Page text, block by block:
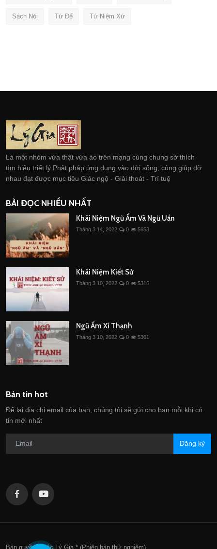
Sách Nói Tứ Đế Tứ Niệm Xứ
Là một nhóm vừa thật vừa ảo trên mạng cùng chung sở thích
tìm hiểu triết lý Phật pháp ứng dụng vào đời sống, cùng giúp đỡ
nhau đạt được mục tiêu Giác ngộ - Giải thoát - Trí tuệ
BÀI ĐỌC NHIỀU NHẤT
Khái Niệm Ngũ Ấm Và Ngũ Uẩn
Tháng 3 14, 2022 0 5653
Khái Niệm Kiết Sử
Tháng 3 10, 2022 0 5316
Ngũ Ấm Xí Thạnh
Tháng 3 10, 2022 0 5301
Bản tin hot
Để lại địa chỉ email của bạn, chúng tôi sẽ gửi cho bạn mỗi khi có
tin mới nhất
Đăng ký
Bản quyền thuộc Lý Gia * (Phiên bản thử nghiệm)